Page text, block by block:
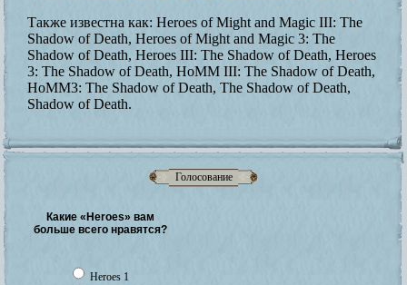
Голосование
Какие «Heroes» вам
больше всего нравятся?
Heroes 1
Также известна как: Heroes of Might and Magic III: The
Shadow of Death, Heroes of Might and Magic 3: The
Shadow of Death, Heroes III: The Shadow of Death, Heroes
3: The Shadow of Death, HoMM III: The Shadow of Death,
HoMM3: The Shadow of Death, The Shadow of Death,
Shadow of Death.